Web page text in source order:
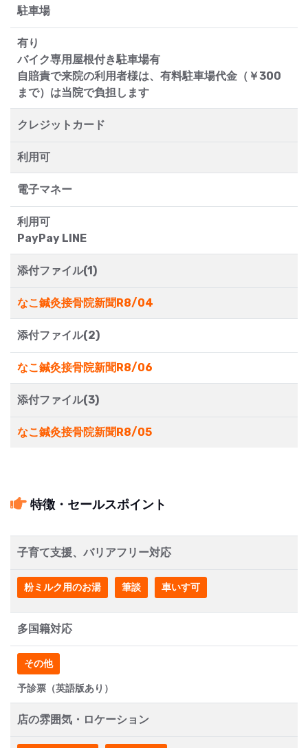
駐車場
有り
バイク専用屋根付き駐車場有
自賠責で来院の利用者様は、有料駐車場代金（￥300
まで）は当院で負担します
クレジットカード
利用可
電子マネー
利用可
PayPay LINE
添付ファイル(1)
なこ鍼灸接骨院新聞R8/04
添付ファイル(2)
なこ鍼灸接骨院新聞R8/06
添付ファイル(3)
なこ鍼灸接骨院新聞R8/05
特徴・セールスポイント
子育て支援、バリアフリー対応
粉ミルク用のお湯 筆談 車いす可
多国籍対応
その他
予診票（英語版あり）
店の雰囲気・ロケーション